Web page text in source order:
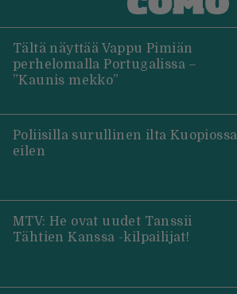
Tältä näyttää Vappu Pimiän
perhelomalla Portugalissa –
”Kaunis mekko”
Poliisilla surullinen ilta Kuopiossa
eilen
MTV: He ovat uudet Tanssii
Tähtien Kanssa -kilpailijat!